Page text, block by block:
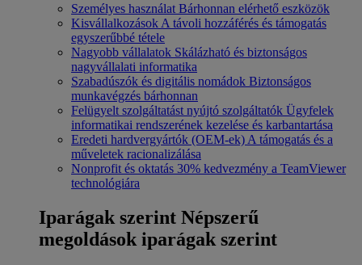
Személyes használat Bárhonnan elérhető eszközök
Kisvállalkozások A távoli hozzáférés és támogatás
egyszerűbbé tétele
Nagyobb vállalatok Skálázható és biztonságos
nagyvállalati informatika
Szabadúszók és digitális nomádok Biztonságos
munkavégzés bárhonnan
Felügyelt szolgáltatást nyújtó szolgáltatók Ügyfelek
informatikai rendszerének kezelése és karbantartása
Eredeti hardvergyártók (OEM-ek) A támogatás és a
műveletek racionalizálása
Nonprofit és oktatás 30% kedvezmény a TeamViewer
technológiára
Iparágak szerint Népszerű
megoldások iparágak szerint